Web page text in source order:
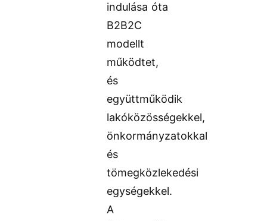
indulása óta
B2B2C
modellt
működtet,
és
együttműködik
lakóközösségekkel,
önkormányzatokkal
és
tömegközlekedési
egységekkel.
A